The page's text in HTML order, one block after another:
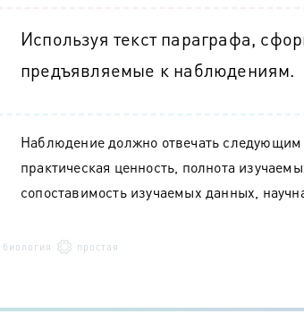
Используя текст параграфа,
предъявляемые к наблюдениям.
Наблюдение должно отвечать
практическая ценность, полнота
сопоставимость изучаемых данных,
биология простая